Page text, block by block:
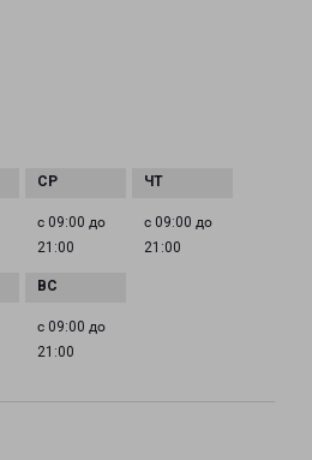
с 09:00 до
21:00
с 09:00 до
21:00
с 09:00 до
21:00